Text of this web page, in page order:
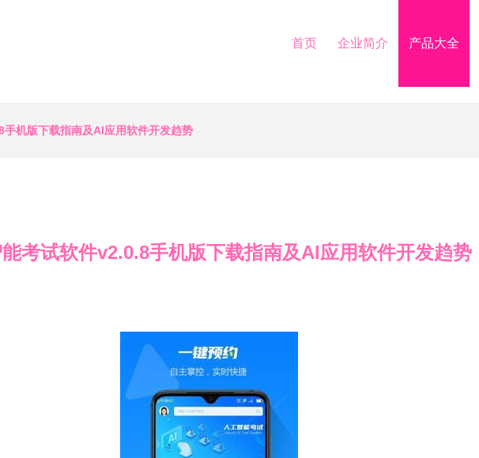
首页 企业简介 产品大全
手机版下载指南及AI应用软件开发趋势
能考试软件v2.0.8手机版下载指南及AI应用软件开发趋势